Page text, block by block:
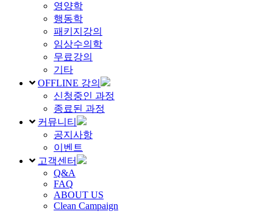
영양학
행동학
패키지강의
임상수의학
무료강의
기타
OFFLINE 강의
신청중인 과정
종료된 과정
커뮤니티
공지사항
이벤트
고객센터
Q&A
FAQ
ABOUT US
Clean Campaign